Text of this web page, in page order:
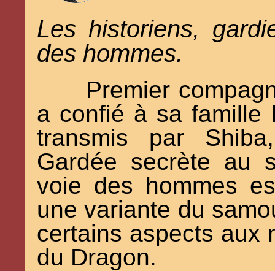
Les historiens,
des hommes.
Premier
a confié à sa famille
transmis par
Gardée secrète au
voie des hommes
une variante du
certains aspects aux
du Dragon.